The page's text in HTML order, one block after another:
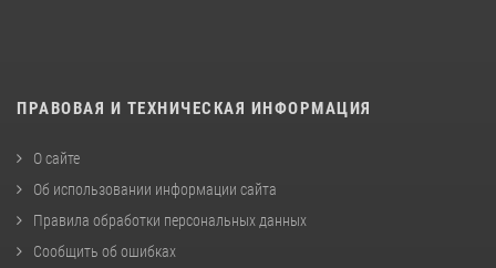
ПРАВОВАЯ И ТЕХНИЧЕСКАЯ ИНФОРМАЦИЯ
О сайте
Об использовании информации сайта
Правила обработки персональных данных
Сообщить об ошибках